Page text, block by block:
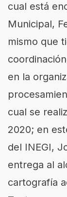
cual está
Municipal,
mismo que
en la
cual se
2020; en
del INEGI,
entrega al
cartografía